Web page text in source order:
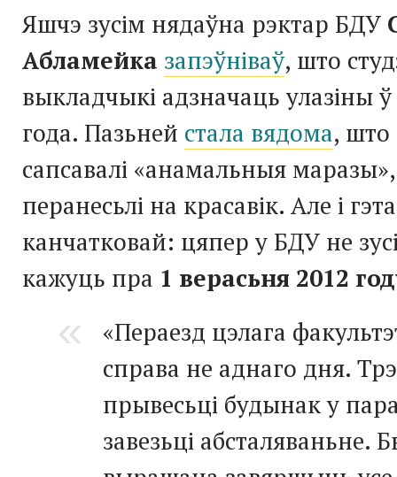
Яшчэ зусім нядаўна рэктар БДУ
Абламейка запэўніваў, што
выкладчыкі адзначаць улазіны
года. Пазьней стала вядома, што
сапсавалі «анамальныя маразы»,
перанесьлі на красавік. Але і
канчатковай: цяпер у БДУ не
кажуць пра 1 верасьня 2012
«Пераезд цэлага
справа не аднаго дня.
прывесьці будынак у
завезьці абсталяваньне.